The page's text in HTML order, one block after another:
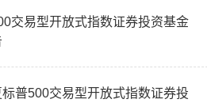
交易型开放式指数证券投资基金
普500交易型开放式指数证券投